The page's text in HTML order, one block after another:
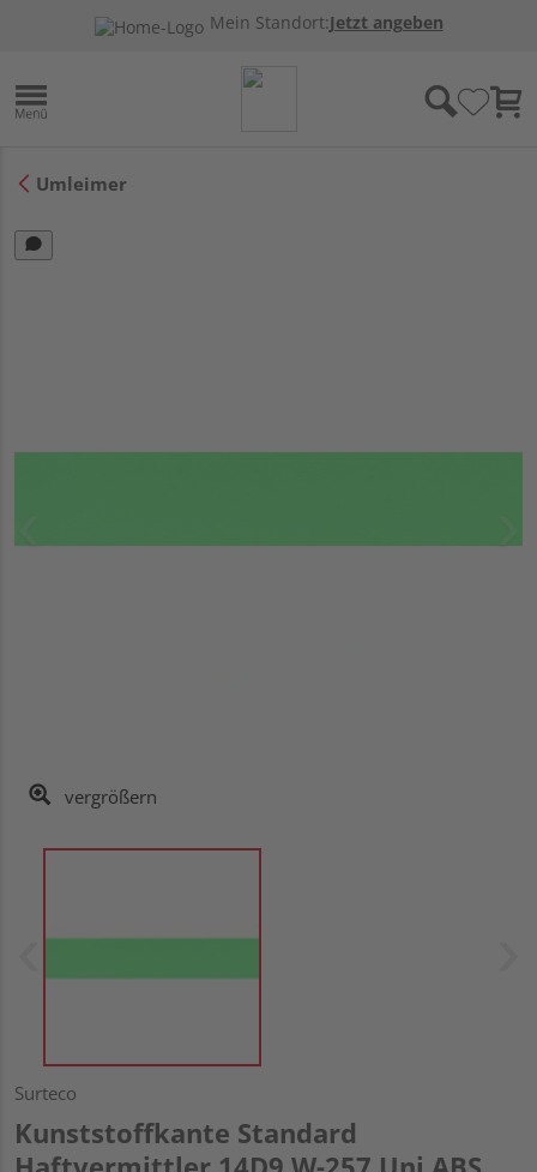
Mein Standort:Jetzt angeben
Umleimer
vergrößern
Surteco
Kunststoffkante Standard